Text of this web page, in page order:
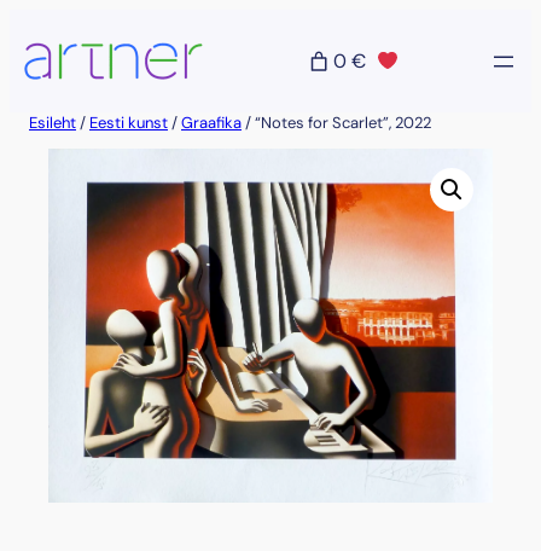
sisu
juurde
0 €
Esileht/ Eesti kunst/Graafika/ “Notes for Scarlet”, 2022